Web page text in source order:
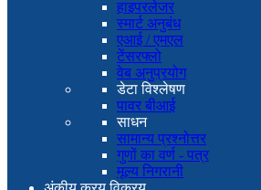
हाइपरलेजर
स्मार्ट अनुबंध
एआई / एमएल
टेंसरफ्लो
वेब अनुप्रयोग
डेटा विश्लेषण
पावर बीआई
साधन
सामान्य प्रश्नोत्तर
गुणों का वर्ण - पत्र
मूल्य निगरानी